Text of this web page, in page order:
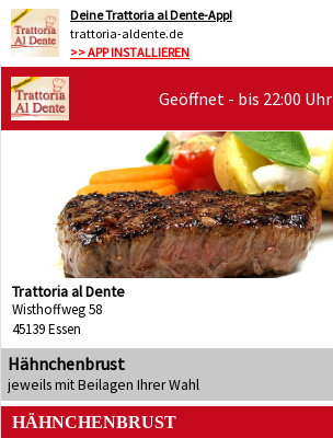
Deine Trattoria al Dente-App!
trattoria-aldente.de
>> APP INSTALLIEREN
Geöffnet - bis 22:00 Uhr
Trattoria al Dente
Wisthoffweg 58
45139 Essen
Hähnchenbrust
jeweils mit Beilagen Ihrer Wahl
HÄHNCHENBRUST